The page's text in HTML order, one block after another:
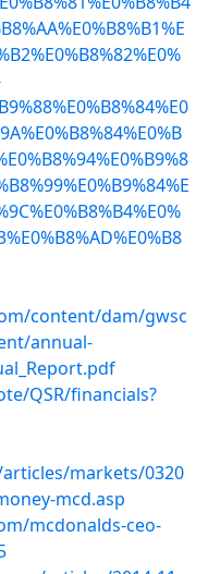
content/dam/gwsc
annual-
QSR/financials?
markets/0320
mcd.asp
mcdonalds-ceo-